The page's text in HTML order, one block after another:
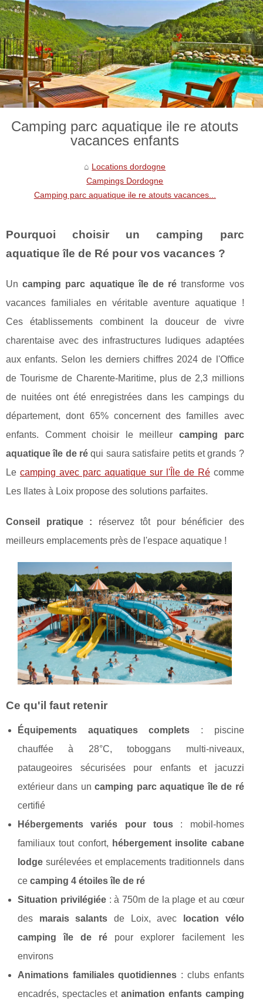
Camping parc aquatique ile re atouts
vacances enfants
Locations dordogne
Campings Dordogne
Camping parc aquatique ile re atouts vacances...
Pourquoi choisir un camping parc
aquatique île de Ré pour vos vacances ?
Uncamping parc aquatique île de ré transforme vos
vacances familiales en véritable aventure aquatique !
Ces établissements combinent la douceur de vivre
charentaise avec des infrastructures ludiques adaptées
aux enfants. Selon les derniers chiffres 2024 de l'Office
de Tourisme de Charente-Maritime, plus de 2,3 millions
de nuitées ont été enregistrées dans les campings du
département, dont 65% concernent des familles avec
enfants. Comment choisir le meilleur camping parc
aquatique île de ré qui saura satisfaire petits et grands ?
Le camping avec parc aquatique sur l'Île de Récomme
Les Ilates à Loix propose des solutions parfaites.
Conseil pratique : réservez tôt pour bénéficier des
meilleurs emplacements près de l'espace aquatique !
Ce qu'il faut retenir
Équipements aquatiques complets : piscine
chauffée à 28°C, toboggans multi-niveaux,
pataugeoires sécurisées pour enfants et jacuzzi
extérieur dans uncamping parc aquatique île de ré
certifié
Hébergements variés pour tous: mobil-homes
familiaux tout confort, hébergement insolite cabane
lodge surélevées et emplacements traditionnels dans
ce camping 4 étoiles île de ré
Situation privilégiée: à 750m de la plage et au cœur
des marais salants de Loix, avec
location vélo
camping île de ré pour explorer facilement les
environs
Animations familiales quotidiennes : clubs enfants
encadrés, spectacles etanimation enfants camping